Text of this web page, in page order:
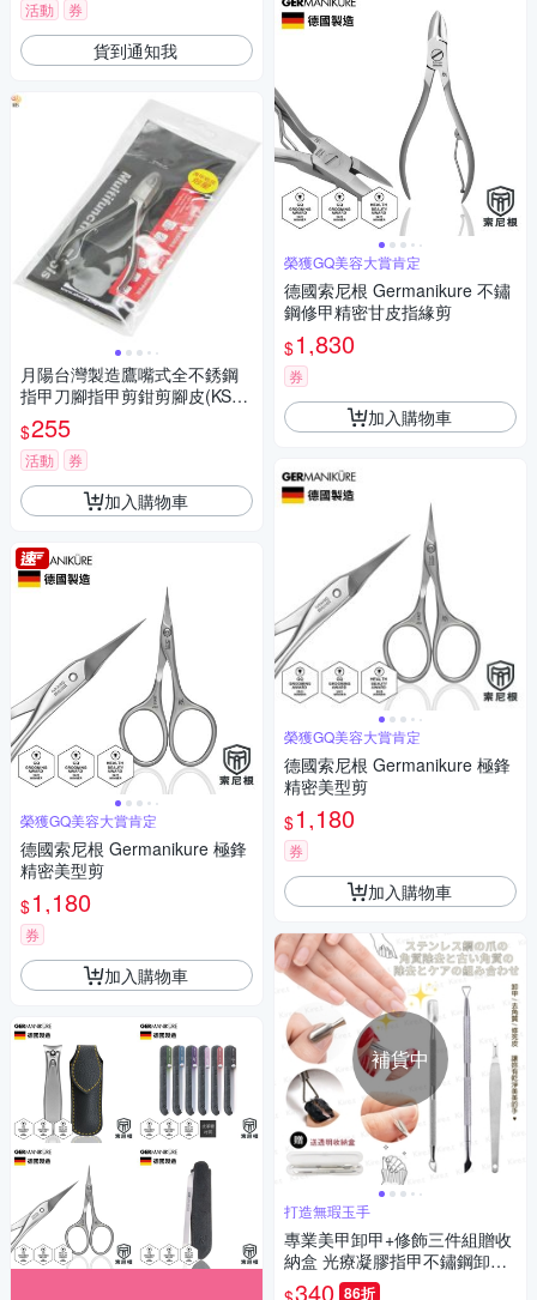
活動 券
貨到通知我
月陽台灣製造鷹嘴式全不銹鋼
指甲刀腳指甲剪鉗剪腳皮(KS28
01)
$255
活動 券
加入購物車
榮獲GQ美容大賞肯定
德國索尼根 Germanikure 極鋒
精密美型剪
$1,180
券
加入購物車
榮獲GQ美容大賞肯定
德國索尼根 Germanikure 不鏽
鋼修甲精密甘皮指緣剪
$1,830
券
加入購物車
榮獲GQ美容大賞肯定
德國索尼根 Germanikure 極鋒
精密美型剪
$1,180
券
加入購物車
補貨中
打造無瑕玉手
專業美甲卸甲+修飾三件組贈收
納盒 光療凝膠指甲不鏽鋼卸甲
刨/雙頭鋼推 不銹鋼死皮叉Kiret
340 86折